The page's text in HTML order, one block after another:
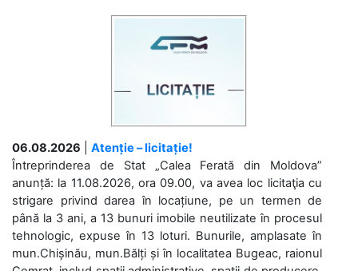
06.08.2026
Atenție – licitație!
Întreprinderea de Stat „Calea Ferată din Moldova”
anunță: la 11.08.2026, ora 09.00, va avea loc licitaţia cu
strigare privind darea în locațiune, pe un termen de
până la 3 ani, a 13 bunuri imobile neutilizate în procesul
tehnologic, expuse în 13 loturi. Bunurile, amplasate în
mun.Chișinău, mun.Bălți și în localitatea Bugeac, raionul